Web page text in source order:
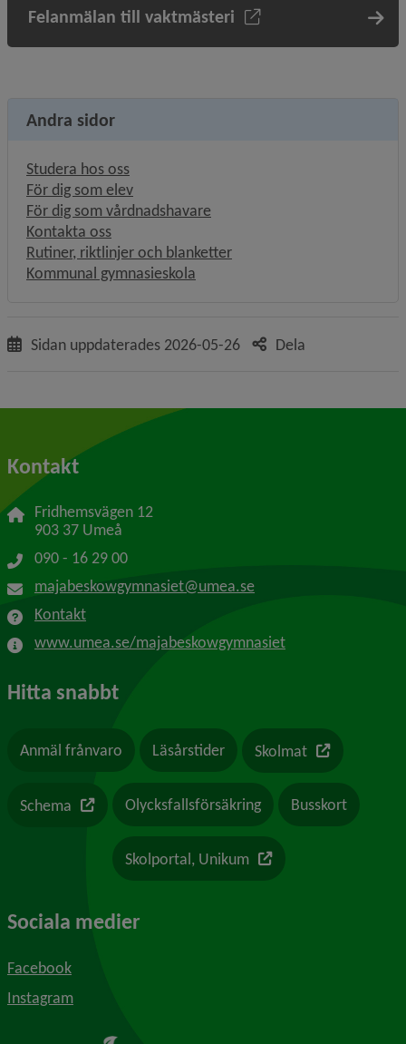
Felanmälan till vaktmästeri
Andra sidor
Studera hos oss
För dig som elev
För dig som vårdnadshavare
Kontakta oss
Rutiner, riktlinjer och blanketter
Kommunal gymnasieskola
Sidan uppdaterades 2026-05-26 Dela
Kontakt
Fridhemsvägen 12
903 37 Umeå
090 - 16 29 00
majabeskowgymnasiet@umea.se
Kontakt
www.umea.se/majabeskowgymnasiet
Hitta snabbt
Anmäl frånvaro Läsårstider Skolmat Länk till en
Schema Länk till en annan webbplats
Olycksfallsförsäkring Busskort
Skolportal, Unikum Länk till en annan
Sociala medier
Facebook
Instagram